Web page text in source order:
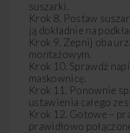
suszarki.
Krok 8. Postaw
ją dokładnie na
Krok 9. Zepnij oba
montażowym.
Krok 10. Sprawdź
maskownicę.
Krok 11. Ponownie
ustawienia całego
Krok 12. Gotowe –
prawidłowo